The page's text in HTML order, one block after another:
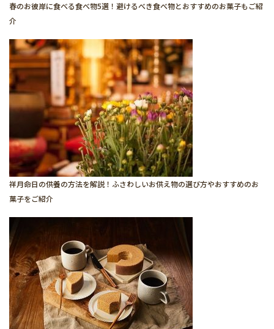
春のお彼岸に食べる食べ物5選！避けるべき食べ物とおすすめのお菓子もご紹
介
祥月命日の供養の方法を解説！ふさわしいお供え物の選び方やおすすめのお
菓子をご紹介